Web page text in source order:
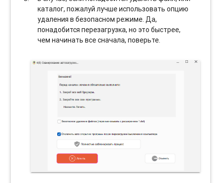
каталог, пожалуй лучше использовать опцию
удаления в безопасном режиме. Да,
понадобится перезагрузка, но это быстрее,
чем начинать все сначала, поверьте.